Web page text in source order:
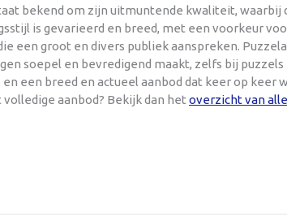
bekend om zijn uitmuntende kwaliteit, waarbij
is gevarieerd en breed, met een voorkeur
een groot en divers publiek aanspreken.
soepel en bevredigend maakt, zelfs bij
een breed en actueel aanbod dat keer op keer
aanbod? Bekijk dan het overzicht van